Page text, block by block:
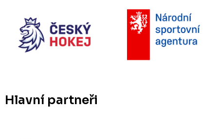
Hlavní partneři